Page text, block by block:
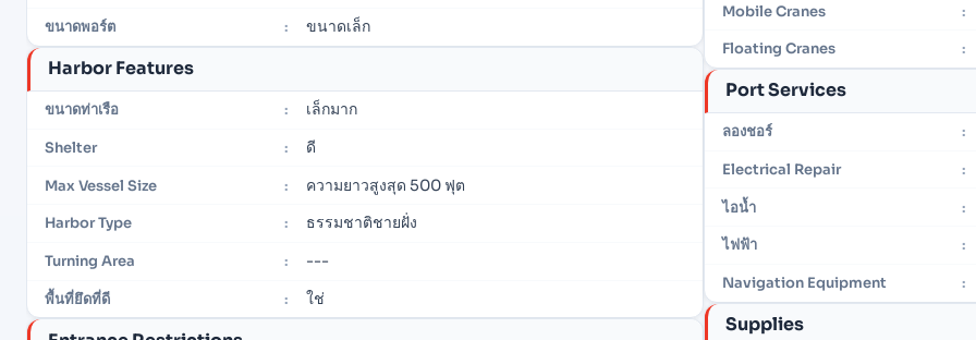
ขนาดพอร์ต : ขนาดเล็ก
Harbor Features
ขนาดท่าเรือ : เล็กมาก
Shelter : ดี
Max Vessel Size : ความยาวสูงสุด 500 ฟุต
Harbor Type : ธรรมชาติชายฝั่ง
Turning Area : ---
พื้นที่ยึดที่ดี : ใช่
Mobile Cranes :
Floating Cranes :
Port Services
ลองชอร์ :
Electrical Repair :
ไอน้ำ :
ไฟฟ้า :
Navigation Equipment :
Supplies